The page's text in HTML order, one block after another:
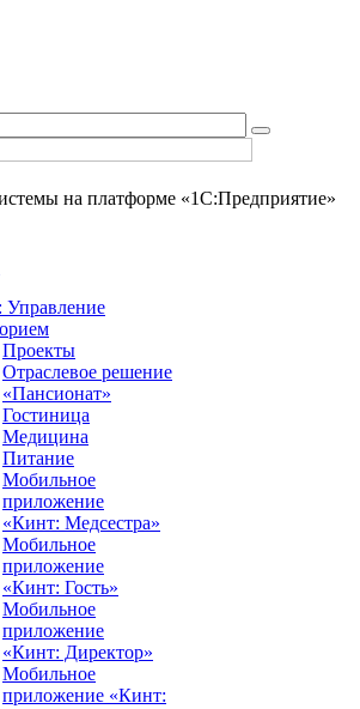
на платформе «1С:Предприятие»
Управление
Проекты
Отраслевое решение
«Пансионат»
Гостиница
Медицина
Питание
Мобильное
приложение
«Кинт: Медсестра»
Мобильное
приложение
«Кинт: Гость»
Мобильное
приложение
«Кинт: Директор»
Мобильное
приложение «Кинт: